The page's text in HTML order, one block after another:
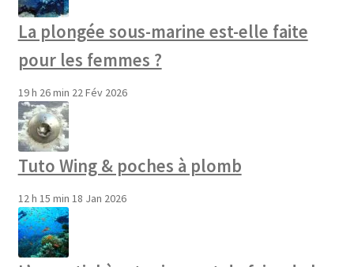
La plongée sous-marine est-elle faite
pour les femmes ?
19 h 26 min 22 Fév 2026
Tuto Wing & poches à plomb
12 h 15 min 18 Jan 2026